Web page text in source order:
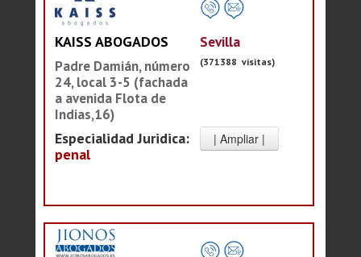
KAISS ABOGADOS
Padre Damián, número
24, local 3-5 (fachada
a avenida Flota de
Indias,16)
Especialidad Juridica:
penal
Sevilla
(371388 visitas)